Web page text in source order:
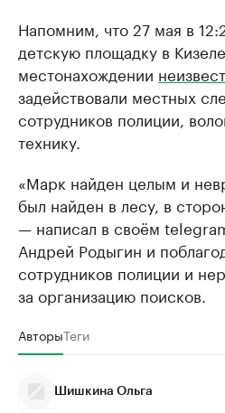
Напомним, что 27 мая в
детскую площадку в
местонахождении
задействовали местных
сотрудников полиции,
технику.
«Марк найден целым и
был найден в лесу, в
— написал в своём
Андрей Родыгин и
сотрудников полиции и
за организацию поисков.
АвторыТеги
Шишкина Ольга